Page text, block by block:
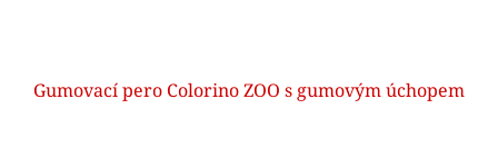
Gumovací pero Colorino ZOO s gumovým úchopem